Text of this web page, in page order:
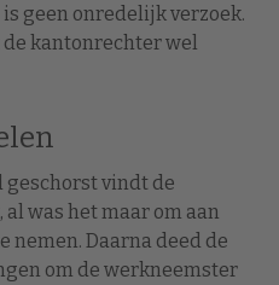
geen onredelijk verzoek.
kantonrechter wel
geschorst vindt de
was het maar om aan
nemen. Daarna deed de
om de werkneemster